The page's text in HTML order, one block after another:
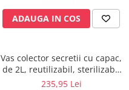
accesorii incluse
ADAUGA IN COS
Vas colector secretii cu capac,
de 2L, reutilizabil, sterilizabil
la 121°C
235,95 Lei